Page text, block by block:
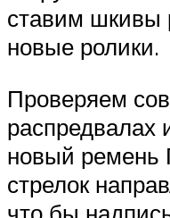
ставим шкивы
новые ролики.
Проверяем
распредвалах
новый ремень
стрелок